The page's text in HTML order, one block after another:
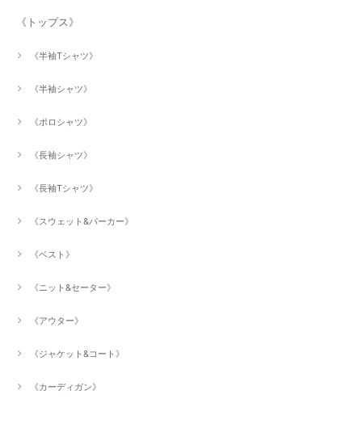
《トップス》
《半袖Tシャツ》
《半袖シャツ》
《ポロシャツ》
《長袖シャツ》
《長袖Tシャツ》
《スウェット&パーカー》
《ベスト》
《ニット&セーター》
《アウター》
《ジャケット&コート》
《カーディガン》